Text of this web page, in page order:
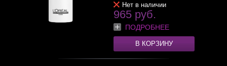
Нет в наличии
965 руб.
ПОДРОБНЕЕ
В КОРЗИНУ